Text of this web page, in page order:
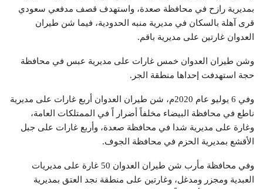
بمديرية رازح في محافظة صعدة، واستهدف قصف مدفعي سعودي
قرى آهلة بالسكان في مديرية منبه الحدودية، فيما شن طيران
العدوان غارتين على مديرية باقم.
وشن طيران العدوان خمس غارات على مديرية عبس في محافظة
حجة استهدفت إحداها منطقة الجر.
وفي 6 يوليو عام 2020م، شن طيران العدوان أربع غارات على مديرية
ناطع في محافظة البيضاء مخلفاً أضرار اً في الممتلكات العامة،
وغارة على مديرية شدا في محافظة صعدة، وأربع غارات على جبل
الأقشع بمديرية الحزم في محافظة الجوف.
وفي محافظة مأرب شن طيران العدوان 50 غارة على مديريات
العبدية ومجزر ومدغل، وغارتين على منطقة نجد العتق بمديرية